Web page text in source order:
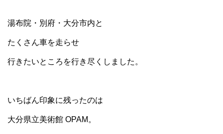
湯布院・別府・大分市内と
たくさん車を走らせ
行きたいところを行き尽くしました。
いちばん印象に残ったのは
大分県立美術館 OPAM。